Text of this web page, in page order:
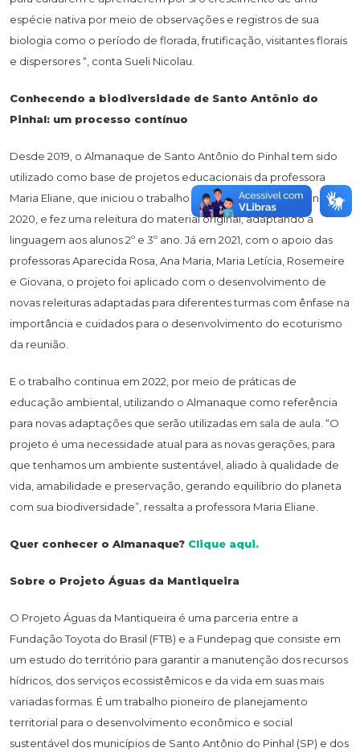
espécie nativa por meio de observações e registros de sua
biologia como o período de florada, frutificação, visitantes florais
e dispersores “, conta Sueli Nicolau.
Conhecendo a biodiversidade de Santo Antônio do
Pinhal: um processo contínuo
Desde 2019, o Almanaque de Santo Antônio do Pinhal tem sido
utilizado como base de projetos educacionais da professora
Maria Eliane, que iniciou o trabalho com alunos de 4º e 5º ano em
2020, e fez uma releitura do material original, adaptando a
linguagem aos alunos 2º e 3º ano. Já em 2021, com o apoio das
professoras Aparecida Rosa, Ana Maria, Maria Letícia, Rosemeire
e Giovana, o projeto foi aplicado com o desenvolvimento de
novas releituras adaptadas para diferentes turmas com ênfase na
importância e cuidados para o desenvolvimento do ecoturismo
da reunião.
E o trabalho continua em 2022, por meio de práticas de
educação ambiental, utilizando o Almanaque como referência
para novas adaptações que serão utilizadas em sala de aula. “O
projeto é uma necessidade atual para as novas gerações, para
que tenhamos um ambiente sustentável, aliado à qualidade de
vida, amabilidade e preservação, gerando equilíbrio do planeta
com sua biodiversidade”, ressalta a professora Maria Eliane.
Quer conhecer o Almanaque? Clique aqui.
Sobre o Projeto Águas da Mantiqueira
O Projeto Águas da Mantiqueira é uma parceria entre a
Fundação Toyota do Brasil (FTB) e a Fundepag que consiste em
um estudo do território para garantir a manutenção dos recursos
hídricos, dos serviços ecossistêmicos e da vida em suas mais
variadas formas. É um trabalho pioneiro de planejamento
territorial para o desenvolvimento econômico e social
sustentável dos municípios de Santo Antônio do Pinhal (SP) e dos